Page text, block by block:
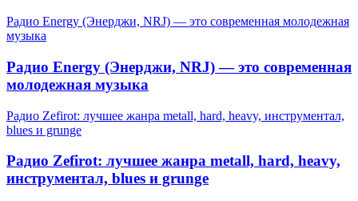
Радио Energy (Энерджи, NRJ) — это современная молодежная
музыка
Радио Energy (Энерджи, NRJ) — это современная
молодежная музыка
Радио Zefirot: лучшее жанра metall, hard, heavy, инструментал,
blues и grunge
Радио Zefirot: лучшее жанра metall, hard, heavy,
инструментал, blues и grunge